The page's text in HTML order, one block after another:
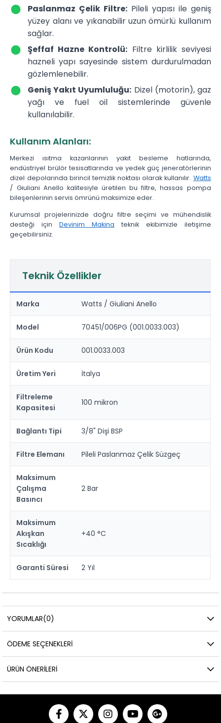
Paslanmaz Çelik Filtre: Pileli yapısı ile geniş
yüzey alanı ve yıkanabilir uzun ömürlü kullanım
sağlar.
Şeffaf Hazne Kontrolü: Filtre kirlilik seviyesi
hazneli yapı sayesinde sistem durdurulmadan
gözlemlenebilir.
Geniş Yakıt Uyumluluğu: Dizel (motorin), gaz
yağı ve fuel oil sistemlerinde güvenle
kullanılabilir.
Kullanım Alanları:
Merkezi ısıtma kazanlarının yakıt besleme hatlarında,
endüstriyel brülör tesisatlarında ve yedek güç jeneratörlerinin
dizel depolarında birincil temizlik noktası olarak kullanılır. Watts
/ Giuliani Anello kalitesiyle üretilen bu filtre, hassas pompa
bileşenlerinin servis ömrünü maksimize eder.
Kurumsal projelerinizde doğru filtre seçimi ve mühendislik
desteği içinDevinim Makina teknik ekibimizle iletişime
geçebilirsiniz.
Teknik Özellikler
Marka Watts / Giuliani Anello
Model 70451/006PG (001.0033.003)
Ürün Kodu 001.0033.003
Üretim Yeri İtalya
Filtreleme
Kapasitesi
100 mikron
Bağlantı Tipi 3/8" Dişi BSP
Filtre Elemanı Pileli Paslanmaz Çelik Süzgeç
Maksimum
Çalışma
Basıncı
2 Bar
Maksimum
Akışkan
Sıcaklığı
+40 °C
Garanti Süresi 2 Yıl
YORUMLAR(0)
ÖDEME SEÇENEKLERI
ÜRÜN ÖNERILERI